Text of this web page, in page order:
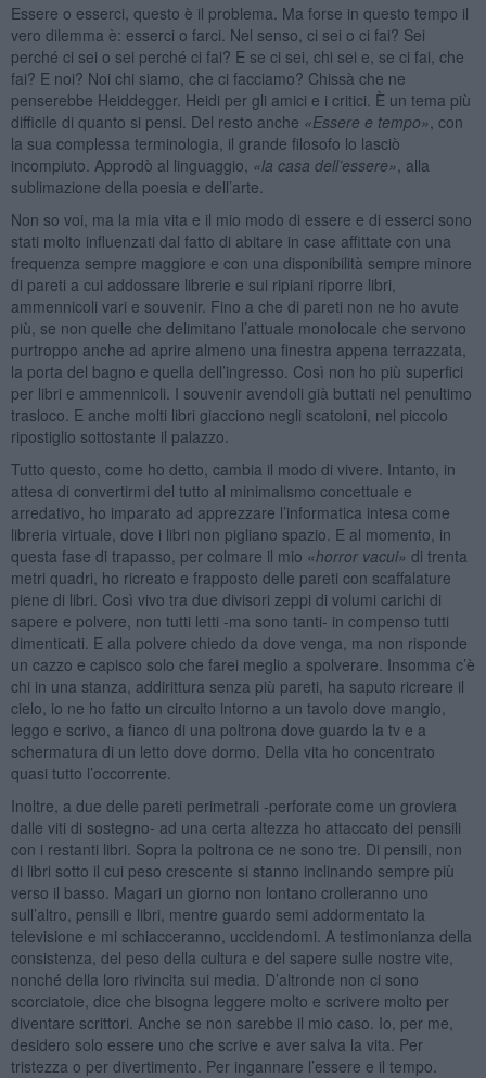
Essere o esserci, questo è il problema. Ma forse in questo tempo il
vero dilemma è: esserci o farci. Nel senso, ci sei o ci fai? Sei
perché ci sei o sei perché ci fai? E se ci sei, chi sei e, se ci fai, che
fai? E noi? Noi chi siamo, che ci facciamo? Chissà che ne
penserebbe Heiddegger. Heidi per gli amici e i critici. È un tema più
difficile di quanto si pensi. Del resto anche «Essere e tempo» , con
la sua complessa terminologia, il grande filosofo lo lasciò
incompiuto. Approdò al linguaggio, «la casa dell’essere» , alla
sublimazione della poesia e dell’arte.
Non so voi, ma la mia vita e il mio modo di essere e di esserci sono
stati molto influenzati dal fatto di abitare in case affittate con una
frequenza sempre maggiore e con una disponibilità sempre minore
di pareti a cui addossare librerie e sui ripiani riporre libri,
ammennicoli vari e souvenir. Fino a che di pareti non ne ho avute
più, se non quelle che delimitano l’attuale monolocale che servono
purtroppo anche ad aprire almeno una finestra appena terrazzata,
la porta del bagno e quella dell’ingresso. Così non ho più superfici
per libri e ammennicoli. I souvenir avendoli già buttati nel penultimo
trasloco. E anche molti libri giacciono negli scatoloni, nel piccolo
ripostiglio sottostante il palazzo.
Tutto questo, come ho detto, cambia il modo di vivere. Intanto, in
attesa di convertirmi del tutto al minimalismo concettuale e
arredativo, ho imparato ad apprezzare l’informatica intesa come
libreria virtuale, dove i libri non pigliano spazio. E al momento, in
questa fase di trapasso, per colmare il mio «horror vacui» di trenta
metri quadri, ho ricreato e frapposto delle pareti con scaffalature
piene di libri. Così vivo tra due divisori zeppi di volumi carichi di
sapere e polvere, non tutti letti -ma sono tanti- in compenso tutti
dimenticati. E alla polvere chiedo da dove venga, ma non risponde
un cazzo e capisco solo che farei meglio a spolverare. Insomma c’è
chi in una stanza, addirittura senza più pareti, ha saputo ricreare il
cielo, io ne ho fatto un circuito intorno a un tavolo dove mangio,
leggo e scrivo, a fianco di una poltrona dove guardo la tv e a
schermatura di un letto dove dormo. Della vita ho concentrato
quasi tutto l’occorrente.
Inoltre, a due delle pareti perimetrali -perforate come un groviera
dalle viti di sostegno- ad una certa altezza ho attaccato dei pensili
con i restanti libri. Sopra la poltrona ce ne sono tre. Di pensili, non
di libri sotto il cui peso crescente si stanno inclinando sempre più
verso il basso. Magari un giorno non lontano crolleranno uno
sull’altro, pensili e libri, mentre guardo semi addormentato la
televisione e mi schiacceranno, uccidendomi. A testimonianza della
consistenza, del peso della cultura e del sapere sulle nostre vite,
nonché della loro rivincita sui media. D’altronde non ci sono
scorciatoie, dice che bisogna leggere molto e scrivere molto per
diventare scrittori. Anche se non sarebbe il mio caso. Io, per me,
desidero solo essere uno che scrive e aver salva la vita. Per
tristezza o per divertimento. Per ingannare l’essere e il tempo.